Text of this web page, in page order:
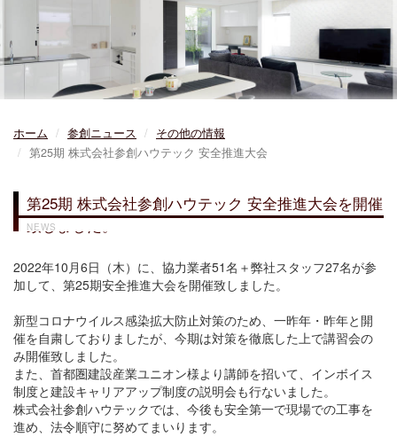
ホーム 参創ニュース
その他の情報
第25期 株式会社参創ハウテック 安全推進大会
第25期 株式会社参創ハウテック 安全推進大会を開催
致しました。
NEWS
2022年10月6日（木）に、協力業者51名＋弊社スタッフ27名が参
加して、第25期安全推進大会を開催致しました。
新型コロナウイルス感染拡大防止対策のため、一昨年・昨年と開
催を自粛しておりましたが、今期は対策を徹底した上で講習会の
み開催致しました。
また、首都圏建設産業ユニオン様より講師を招いて、インボイス
制度と建設キャリアアップ制度の説明会も行ないました。
株式会社参創ハウテックでは、今後も安全第一で現場での工事を
進め、法令順守に努めてまいります。